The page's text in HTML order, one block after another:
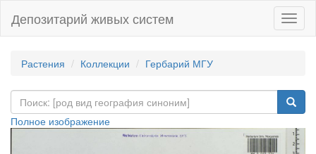
Депозитарий живых систем
Растения Коллекции Гербарий МГУ
Полное изображение